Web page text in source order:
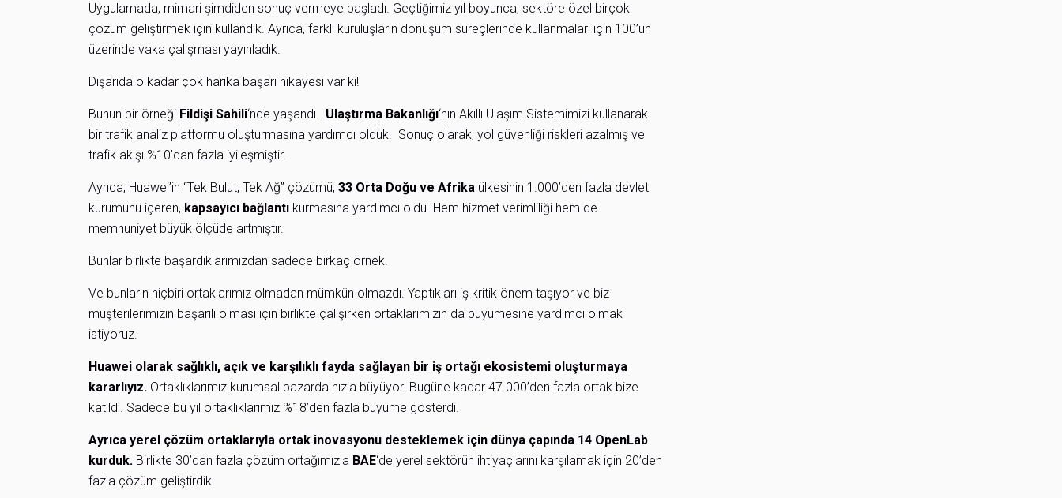
Uygulamada, mimari şimdiden sonuç vermeye başladı. Geçtiğimiz yıl boyunca, sektöre özel birçok
çözüm geliştirmek için kullandık. Ayrıca, farklı kuruluşların dönüşüm süreçlerinde kullanmaları için 100’ün
üzerinde vaka çalışması yayınladık.
Dışarıda o kadar çok harika başarı hikayesi var ki!
Bunun bir örneği Fildişi Sahili‘nde yaşandı. Ulaştırma Bakanlığı‘nın Akıllı Ulaşım Sistemimizi kullanarak
bir trafik analiz platformu oluşturmasına yardımcı olduk. Sonuç olarak, yol güvenliği riskleri azalmış ve
trafik akışı %10’dan fazla iyileşmiştir.
Ayrıca, Huawei’in “Tek Bulut, Tek Ağ” çözümü, 33 Orta Doğu ve Afrika ülkesinin 1.000’den fazla devlet
kurumunu içeren, kapsayıcı bağlantı kurmasına yardımcı oldu. Hem hizmet verimliliği hem de
memnuniyet büyük ölçüde artmıştır.
Bunlar birlikte başardıklarımızdan sadece birkaç örnek.
Ve bunların hiçbiri ortaklarımız olmadan mümkün olmazdı. Yaptıkları iş kritik önem taşıyor ve biz
müşterilerimizin başarılı olması için birlikte çalışırken ortaklarımızın da büyümesine yardımcı olmak
istiyoruz.
Huawei olarak sağlıklı, açık ve karşılıklı fayda sağlayan bir iş ortağı ekosistemi oluşturmaya
kararlıyız. Ortaklıklarımız kurumsal pazarda hızla büyüyor. Bugüne kadar 47.000’den fazla ortak bize
katıldı. Sadece bu yıl ortaklıklarımız %18’den fazla büyüme gösterdi.
Ayrıca yerel çözüm ortaklarıyla ortak inovasyonu desteklemek için dünya çapında 14 OpenLab
kurduk. Birlikte 30’dan fazla çözüm ortağımızla BAE‘de yerel sektörün ihtiyaçlarını karşılamak için 20’den
fazla çözüm geliştirdik.